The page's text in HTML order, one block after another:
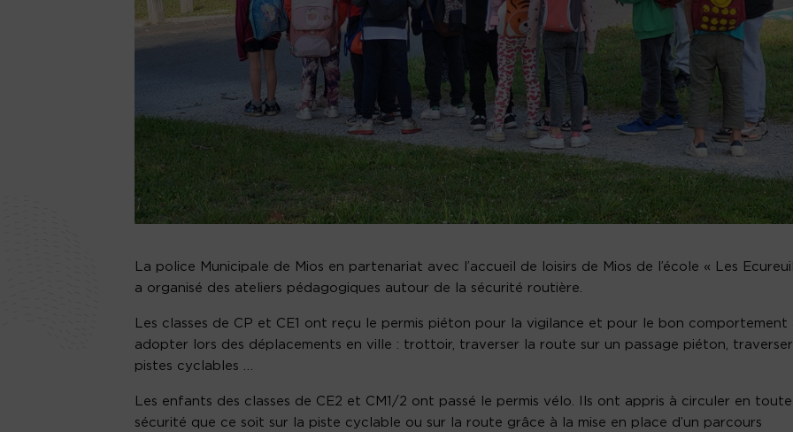
La police Municipale de Mios en partenariat avec l’accueil de loisirs de Mios de l’école « Les
a organisé des ateliers pédagogiques autour de la sécurité routière.
Les classes de CP et CE1 ont reçu le permis piéton pour la vigilance et pour le bon comportement
adopter lors des déplacements en ville : trottoir, traverser la route sur un passage piéton,
pistes cyclables …
Les enfants des classes de CE2 et CM1/2 ont passé le permis vélo. Ils ont appris à circuler en toute
sécurité que ce soit sur la piste cyclable ou sur la route grâce à la mise en place d’un parcours